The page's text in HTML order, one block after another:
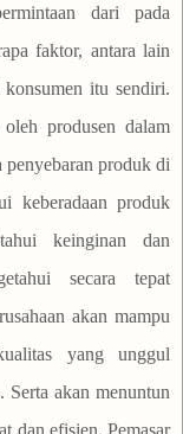
dari pada
faktor, antara lain
itu sendiri.
produsen dalam
produk di
keberadaan produk
keinginan dan
secara tepat
akan mampu
yang unggul
Serta akan menuntun
dan efisien. Pemasar